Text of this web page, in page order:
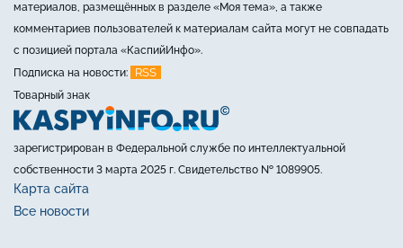
материалов, размещённых в разделе «Моя тема», а также
комментариев пользователей к материалам сайта могут не совпадать
с позицией портала «КаспийИнфо».
Подписка на новости:
RSS
Товарный знак
зарегистрирован в Федеральной службе по интеллектуальной
собственности 3 марта 2025 г. Свидетельство № 1089905.
Карта сайта
Все новости